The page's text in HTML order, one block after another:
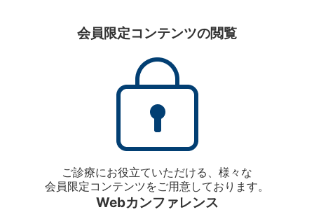
会員限定コンテンツの閲覧
ご診療にお役立ていただける、様々な
会員限定コンテンツをご用意しております。
Webカンファレンス